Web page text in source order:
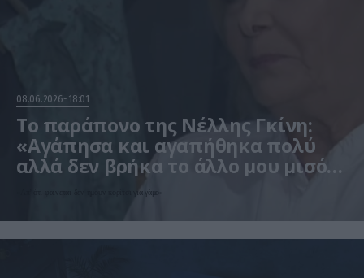
08.06.2026 18:01
Το παράπονο της Νέλλης Γκίνη:
«Αγάπησα και αγαπήθηκα πολύ
αλλά δεν βρήκα το άλλο μου μισό»
«Απ’ ότι φαίνεται δεν ήμουν κορίτσι για γάμο»